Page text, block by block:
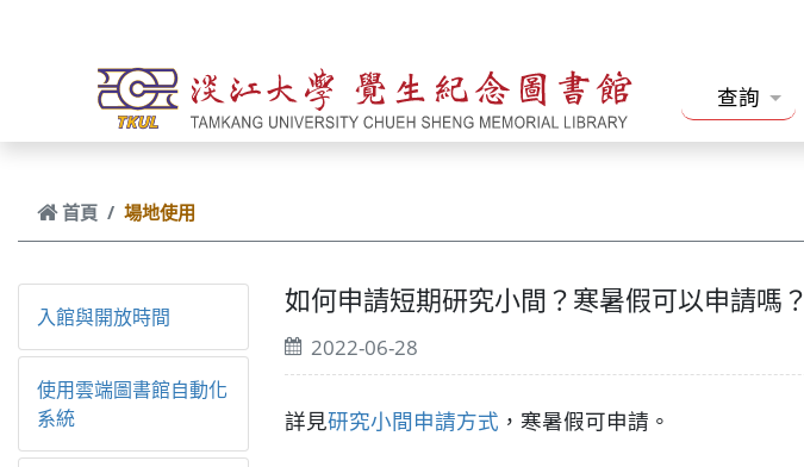
查詢
首頁 場地使用
入館與開放時間
使用雲端圖書館自動化
系統
如何申請短期研究小間？寒暑假可以申請嗎？
2022-06-28
詳見研究小間申請方式 ，寒暑假可申請。